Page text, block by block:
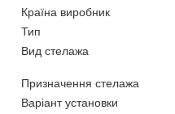
Країна виробник
Тип
Вид стелажа
Призначення стелажа
Варіант установки